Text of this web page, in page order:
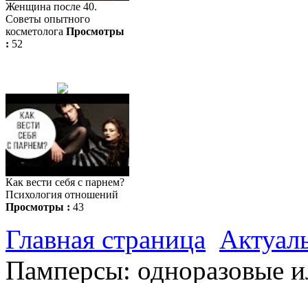
Женщина после 40.
Советы опытного
косметолога Просмотры
: 52
Как вести себя с парнем?
Психология отношений
Просмотры : 43
Главная страница
Памперсы: одноразовые